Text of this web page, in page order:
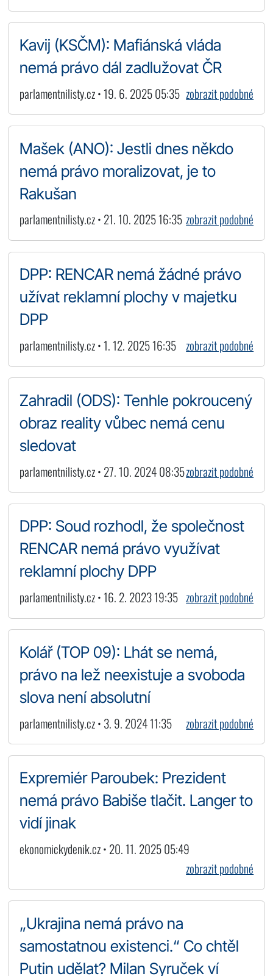
Kavij (KSČM): Mafiánská vláda
nemá právo dál zadlužovat ČR
parlamentnilisty.cz • 19. 6. 2025 05:35 zobrazit podobné
Mašek (ANO): Jestli dnes někdo
nemá právo moralizovat, je to
Rakušan
parlamentnilisty.cz • 21. 10. 2025 16:35 zobrazit podobné
DPP: RENCAR nemá žádné právo
užívat reklamní plochy v majetku
DPP
parlamentnilisty.cz • 1. 12. 2025 16:35 zobrazit podobné
Zahradil (ODS): Tenhle pokroucený
obraz reality vůbec nemá cenu
sledovat
parlamentnilisty.cz • 27. 10. 2024 08:35zobrazit podobné
DPP: Soud rozhodl, že společnost
RENCAR nemá právo využívat
reklamní plochy DPP
parlamentnilisty.cz • 16. 2. 2023 19:35 zobrazit podobné
Kolář (TOP 09): Lhát se nemá,
právo na lež neexistuje a svoboda
slova není absolutní
parlamentnilisty.cz • 3. 9. 2024 11:35 zobrazit podobné
Expremiér Paroubek: Prezident
nemá právo Babiše tlačit. Langer to
vidí jinak
ekonomickydenik.cz • 20. 11. 2025 05:49
zobrazit podobné
„Ukrajina nemá právo na
samostatnou existenci.“ Co chtěl
Putin udělat? Milan Syruček ví